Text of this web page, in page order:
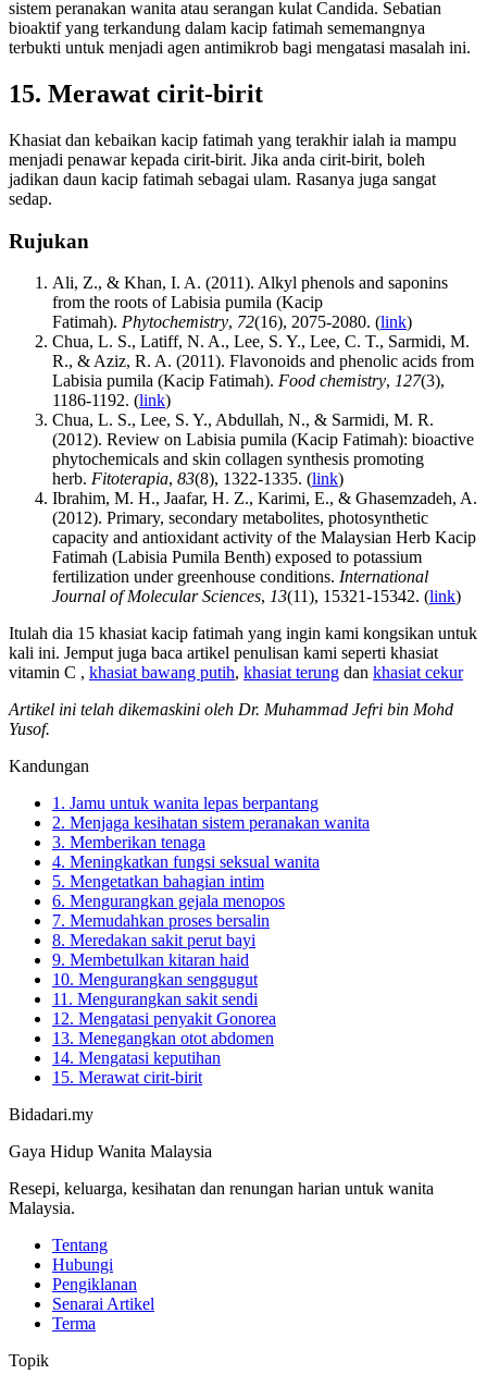
sistem peranakan wanita atau serangan kulat Candida. Sebatian
bioaktif yang terkandung dalam kacip fatimah sememangnya
terbukti untuk menjadi agen antimikrob bagi mengatasi masalah ini.
15. Merawat cirit-birit
Khasiat dan kebaikan kacip fatimah yang terakhir ialah ia mampu
menjadi penawar kepada cirit-birit. Jika anda cirit-birit, boleh
jadikan daun kacip fatimah sebagai ulam. Rasanya juga sangat
sedap.
Rujukan
Ali, Z., & Khan, I. A. (2011). Alkyl phenols and saponins
from the roots of Labisia pumila (Kacip
Fatimah). Phytochemistry, 72(16), 2075-2080. (link)
Chua, L. S., Latiff, N. A., Lee, S. Y., Lee, C. T., Sarmidi, M.
R., & Aziz, R. A. (2011). Flavonoids and phenolic acids from
Labisia pumila (Kacip Fatimah). Food chemistry, 127(3),
1186-1192. (link)
Chua, L. S., Lee, S. Y., Abdullah, N., & Sarmidi, M. R.
(2012). Review on Labisia pumila (Kacip Fatimah): bioactive
phytochemicals and skin collagen synthesis promoting
herb. Fitoterapia, 83(8), 1322-1335. (link)
Ibrahim, M. H., Jaafar, H. Z., Karimi, E., & Ghasemzadeh, A.
(2012). Primary, secondary metabolites, photosynthetic
capacity and antioxidant activity of the Malaysian Herb Kacip
Fatimah (Labisia Pumila Benth) exposed to potassium
fertilization under greenhouse conditions. International
Journal of Molecular Sciences, 13(11), 15321-15342. (link)
Itulah dia 15 khasiat kacip fatimah yang ingin kami kongsikan untuk
kali ini. Jemput juga baca artikel penulisan kami seperti khasiat
vitamin C , khasiat bawang putih, khasiat terung dan khasiat cekur
Artikel ini telah dikemaskini oleh Dr. Muhammad Jefri bin Mohd
Yusof.
Kandungan
1. Jamu untuk wanita lepas berpantang
2. Menjaga kesihatan sistem peranakan wanita
3. Memberikan tenaga
4. Meningkatkan fungsi seksual wanita
5. Mengetatkan bahagian intim
6. Mengurangkan gejala menopos
7. Memudahkan proses bersalin
8. Meredakan sakit perut bayi
9. Membetulkan kitaran haid
10. Mengurangkan senggugut
11. Mengurangkan sakit sendi
12. Mengatasi penyakit Gonorea
13. Menegangkan otot abdomen
14. Mengatasi keputihan
15. Merawat cirit-birit
Bidadari.my
Gaya Hidup Wanita Malaysia
Resepi, keluarga, kesihatan dan renungan harian untuk wanita
Malaysia.
Tentang
Hubungi
Pengiklanan
Senarai Artikel
Terma
Topik